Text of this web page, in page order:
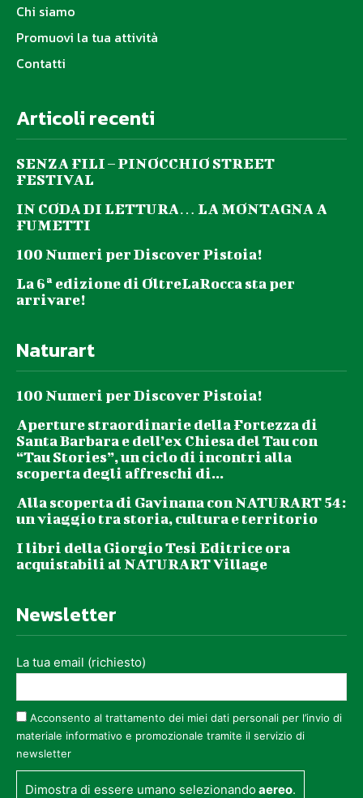
Chi siamo
Promuovi la tua attività
Contatti
Articoli recenti
SENZA FILI – PINOCCHIO STREET
FESTIVAL
IN CODA DI LETTURA… LA MONTAGNA A
FUMETTI
100 Numeri per Discover Pistoia!
La 6ª edizione di OltreLaRocca sta per
arrivare!
Naturart
100 Numeri per Discover Pistoia!
Aperture straordinarie della Fortezza di
Santa Barbara e dell’ex Chiesa del Tau con
“Tau Stories”, un ciclo di incontri alla
scoperta degli affreschi di...
Alla scoperta di Gavinana con NATURART 54:
un viaggio tra storia, cultura e territorio
I libri della Giorgio Tesi Editrice ora
acquistabili al NATURART Village
Newsletter
La tua email (richiesto)
Acconsento al trattamento dei miei dati personali per l’invio di
materiale informativo e promozionale tramite il servizio di
newsletter
Dimostra di essere umano selezionandoaereo.